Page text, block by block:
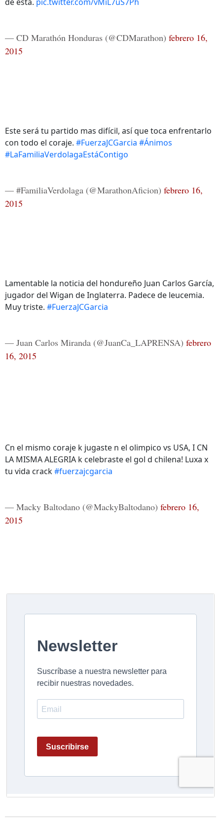
— CD Marathón Honduras (@CDMarathon) febrero 16,
2015
Este será tu partido mas difícil, así que toca enfrentarlo
con todo el coraje. #FuerzaJCGarcia #Ánimos
#LaFamiliaVerdolagaEstáContigo
— #FamiliaVerdolaga (@MarathonAficion) febrero 16,
2015
Lamentable la noticia del hondureño Juan Carlos García,
jugador del Wigan de Inglaterra. Padece de leucemia.
Muy triste. #FuerzaJCGarcia
— Juan Carlos Miranda (@JuanCa_LAPRENSA) febrero
16, 2015
Cn el mismo coraje k jugaste n el olimpico vs USA, I CN
LA MISMA ALEGRIA k celebraste el gol d chilena! Luxa x
tu vida crack#fuerzajcgarcia
— Macky Baltodano (@MackyBaltodano) febrero 16,
2015